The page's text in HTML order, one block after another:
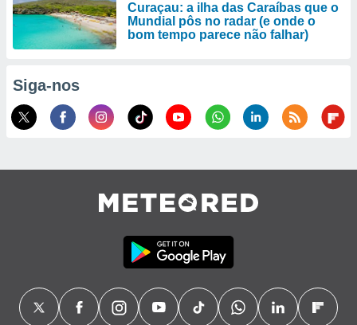
Curaçau: a ilha das Caraíbas que o
Mundial pôs no radar (e onde o
bom tempo parece não falhar)
Siga-nos